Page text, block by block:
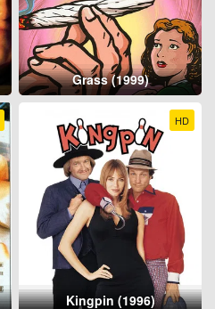
Grass (1999)
HD
Kingpin (1996)